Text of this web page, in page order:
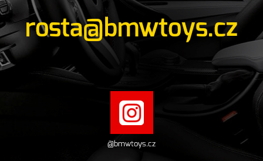
rosta@bmwtoys.cz
@bmwtoys.cz